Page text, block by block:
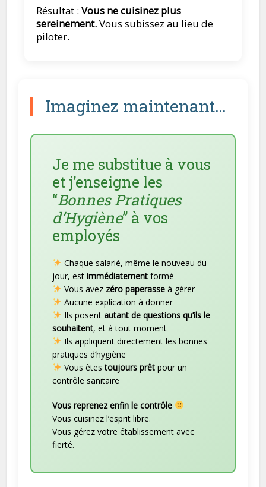
Résultat : Vous ne cuisinez plus
sereinement.Vous subissez au lieu de
piloter.
Imaginez maintenant…
Je me substitue à vous
et j’enseigne les
“Bonnes Pratiques
d’Hygiène” à vos
employés
Chaque salarié, même le nouveau du
jour, estimmédiatementformé
Vous avez zéro paperasse à gérer
Aucune explication à donner
Ils posentautant de questions qu’ils le
souhaitent, et à tout moment
Ils appliquent directement les bonnes
pratiques d’hygiène
Vous êtestoujours prêt pour un
contrôle sanitaire
Vous reprenez enfin le contrôle
Vous cuisinez l’esprit libre.
Vous gérez votre établissement avec
fierté.